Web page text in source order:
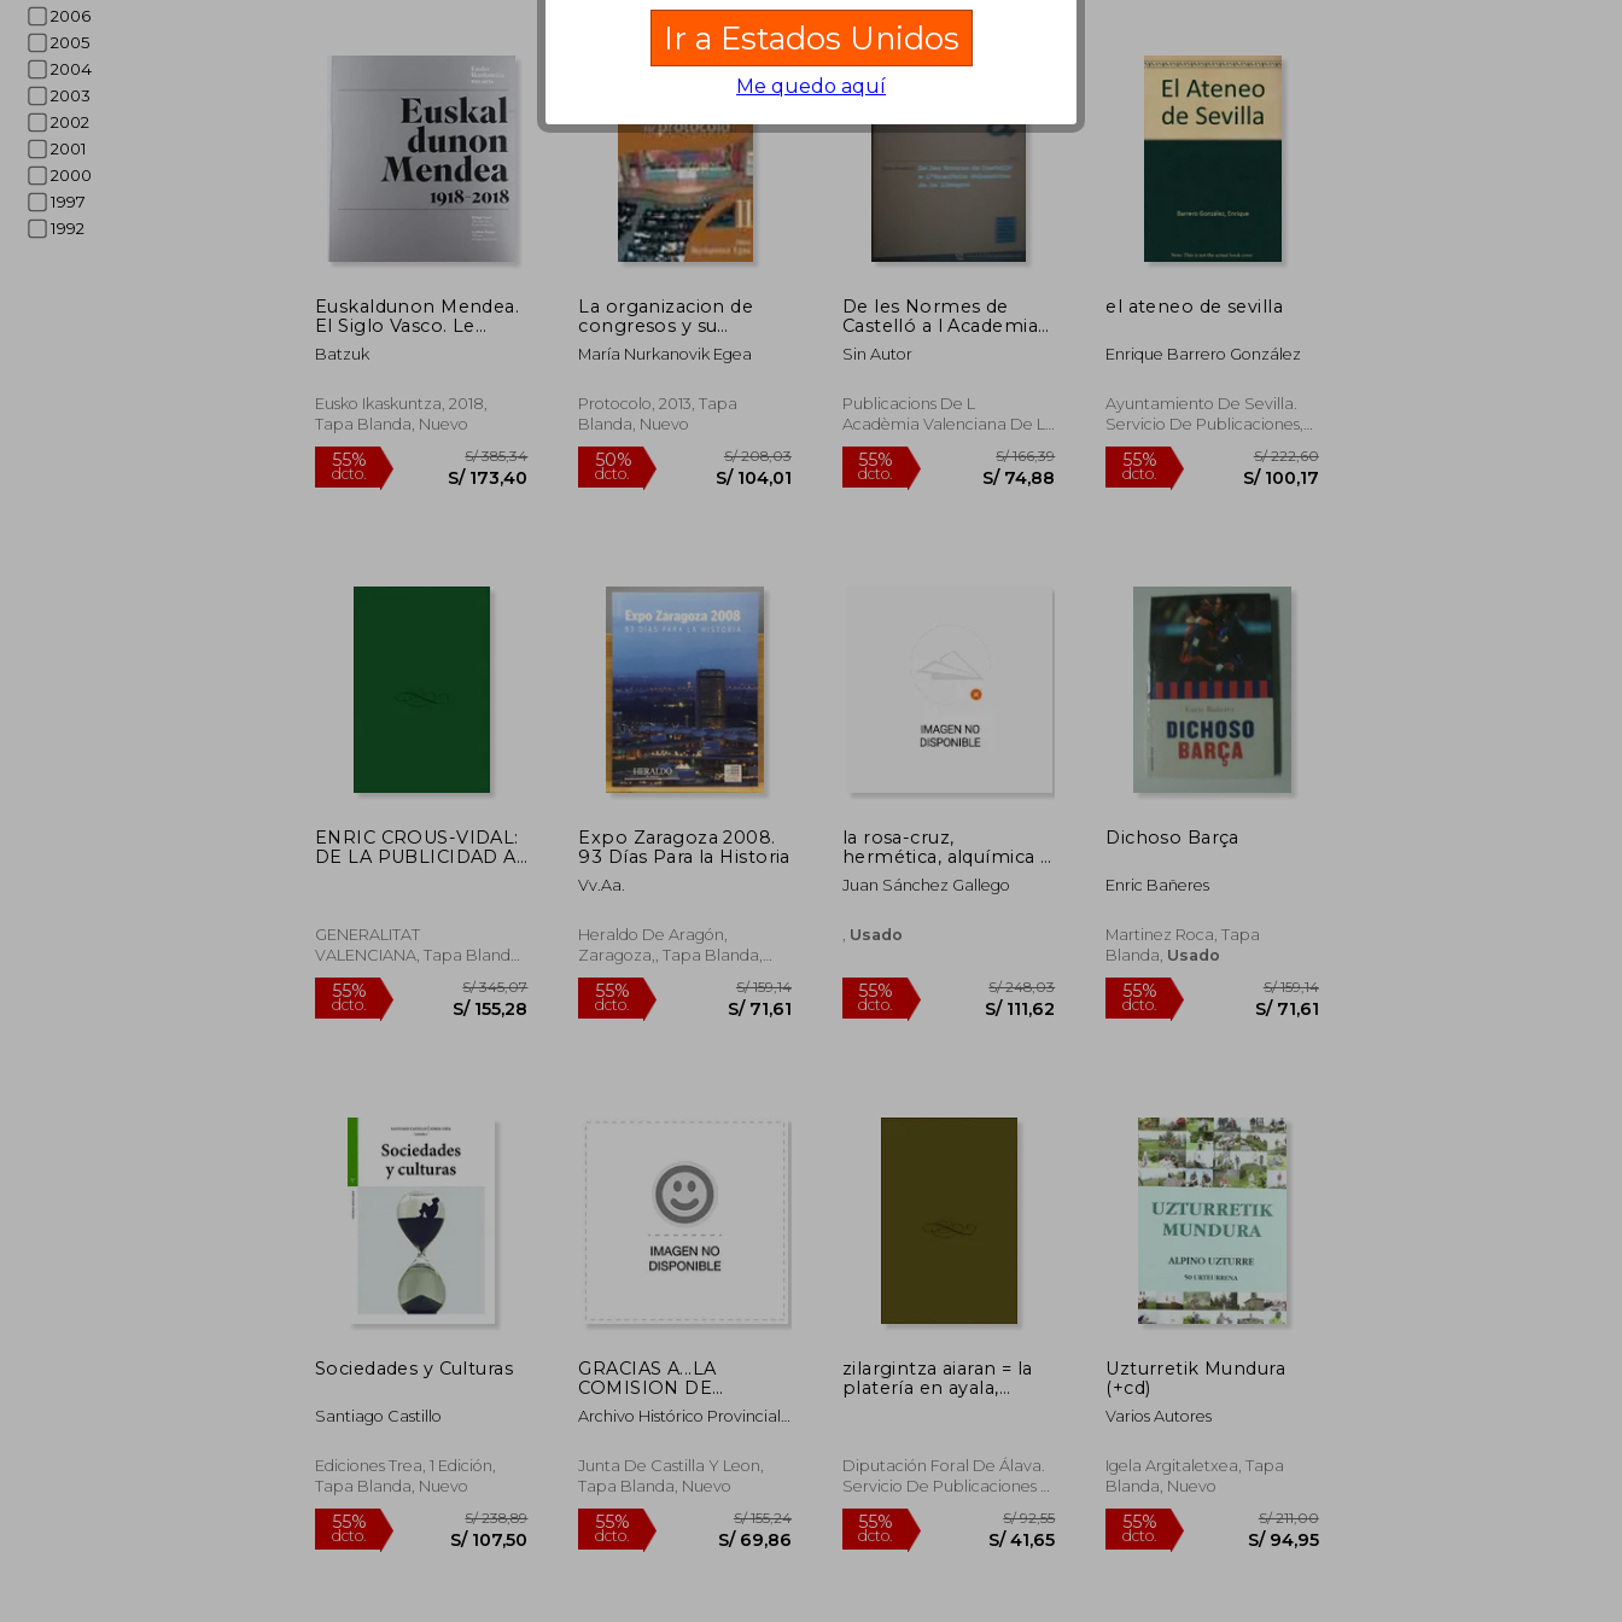
2006
2005
2004
2003
2002
2001
2000
1997
1992
55%
dcto.
55%
Euskaldunon Mendea.
El Siglo Vasco. Le
Siècle Basque. 1918-
2018: Eusko
100 Años de Eusko
Ikaskuntza. 100 ans
Batzuk
Eusko Ikaskuntza, 2018,
Tapa Blanda, Nuevo
dcto. S/ 173,40
La organizacion de
congresos y su
protocolo
María Nurkanovik Egea
Protocolo, 2013, Tapa
Blanda, Nuevo
S/ 104,01
De les Normes de
Castelló a l Academia
Valenciana de la
Llengua
Sin Autor
Publicacions De L
Acadèmia Valenciana De La
Llengua, Valencia,, Tapa
Blanda,
Usado
S/ 74,88
el ateneo de sevilla
Enrique Barrero González
Ayuntamiento De Sevilla.
Servicio De Publicaciones,
Usado
ENRIC CROUS-VIDAL:
DE LA PUBLICIDAD A
SEPTIEMBR
GENERALITAT
VALENCIANA, Tapa Blanda,
Usado
dcto.
S/ 345,07
S/ 155,28
Expo Zaragoza 2008.
93 Días Para la Historia
Vv.Aa.
Heraldo De Aragón,
Zaragoza,, Tapa Blanda,
Usado
55%
dcto.
S/ 159,14
la rosa-cruz,
hermética, alquímica y
cabalística
Juan Sánchez Gallego
Usado
55% S/ 248,03
S/ 111,62
Dichoso Barça
Enric Bañeres
Martinez Roca, Tapa
Blanda, Usado
Sociedades y Culturas
Santiago Castillo
Ediciones Trea, 1 Edición,
Tapa Blanda, Nuevo
GRACIAS A...LA
COMISION DE
MONUMENTOS (1835-
1970)
Archivo Histórico Provincial
Junta De Castilla Y Leon,
Tapa Blanda, Nuevo
zilargintza aiaran = la
platería en ayala,
Diputación Foral De Álava.
Servicio De Publicaciones =
Araba Foru Aldundia.
Argitalpenak Zerbitzu,
Nuevo
Uzturretik Mundura
(+cd)
Varios Autores
Igela Argitaletxea, Tapa
Blanda, Nuevo
Ir a Estados Unidos
Me quedo aquí